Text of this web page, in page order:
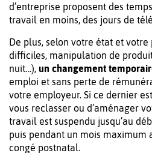
d’entreprise proposent des
travail en moins, des jours de
De plus, selon votre état et votre
difficiles, manipulation de
nuit…), un changement
emploi et sans perte de
votre employeur. Si ce dernier
vous reclasser ou d’aménager
travail est suspendu jusqu’au
puis pendant un mois maximum
congé postnatal.